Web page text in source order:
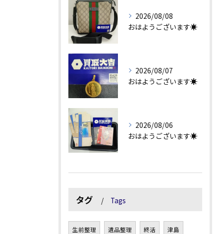
2026/08/08
おはようございます☀
2026/08/07
おはようございます☀
2026/08/06
おはようございます☀
タグ Tags
生前整理 遺品整理 終活 津島